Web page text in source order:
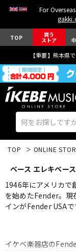
For
TOP 買う
ストア
【重要】熊本県
エレキギタ
ベース
TOP ONLINE
ベース エレキベー
1946年にアメリカで
を始めたFender。現
インがFender USAで
イケベ楽器店の